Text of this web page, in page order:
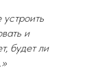
и
будет ли